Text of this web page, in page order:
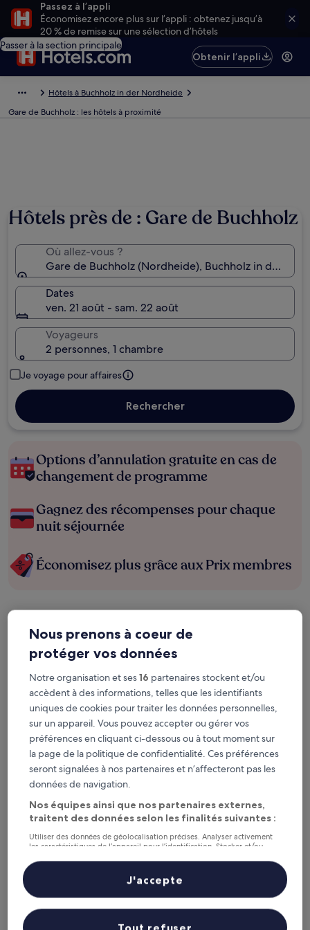
Passez à l’appli
Économisez encore plus sur l’appli : obtenez jusqu’à
20 % de remise sur une sélection d’hôtels
Passer à la section principale
Obtenir l’appli
Hôtels à Buchholz in der Nordheide
Gare de Buchholz : les hôtels à proximité
Hôtels près de : Gare de Buchholz
Où allez-vous ?
Gare de Buchholz (Nordheide), Buchholz in der
Dates
ven. 21 août - sam. 22 août
Voyageurs
2 personnes, 1 chambre
Je voyage pour affaires
Rechercher
Options d’annulation gratuite en cas de
changement de programme
Gagnez des récompenses pour chaque
nuit séjournée
Économisez plus grâce aux Prix membres
Ce soir
7 août - 8 août
Ce week-end
7 août - 9 août
Le week-end prochain
14 août - 16 août
Gare de Buchholz : les
5 meilleurs hôtels à proximité
en un coup d’œil
1. BHB Boutique Hotel Buchholz
Buchholz (Nordheide). Hôtel 4 étoiles. Avis voyageurs : 8,2/10 —
Très bien.
2. Meinsbur Boutique Hotel— À 6,3 km de : Gare de Buchholz
(Nordheide). Avis voyageurs : 9,2/10 — Merveilleux.
3. G&H Hotel Rosengarten
— À 9,7 km de : Gare de Buchholz
(Nordheide). Avis voyageurs : 8,0/10 — Très bien.
4. Hotel Heideblick an der Lüneburger Heide— À 4,9 km de :
Gare de Buchholz (Nordheide). Avis voyageurs : 7,6/10 — Bien.
5. Landhotel Vessens Hoff— À 5,5 km de : Gare de Buchholz
Nous prenons à coeur de
protéger vos données
Notre organisation et ses16 partenaires stockent et/ou
accèdent à des informations, telles que les identifiants
uniques de cookies pour traiter les données personnelles,
sur un appareil. Vous pouvez accepter ou gérer vos
préférences en cliquant ci-dessous ou à tout moment sur
la page de la politique de confidentialité. Ces préférences
seront signalées à nos partenaires et n’affecteront pas les
données de navigation.
Nos équipes ainsi que nos partenaires externes,
traitent des données selon les finalités suivantes :
Utiliser des données de géolocalisation précises. Analyser activement
les caractéristiques de l’appareil pour l’identification. Stocker et/ou
personnalisés, mesure de performance des publicités et du contenu,
études d’audience et développement de services.
Liste de nos partenaires (fournisseurs)
J'accepte